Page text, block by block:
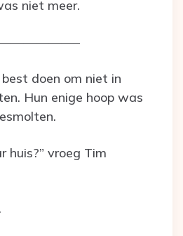
niet meer.
doen om niet in
Hun enige hoop was
huis?” vroeg Tim